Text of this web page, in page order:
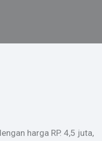
harga RP. 4,5 juta,